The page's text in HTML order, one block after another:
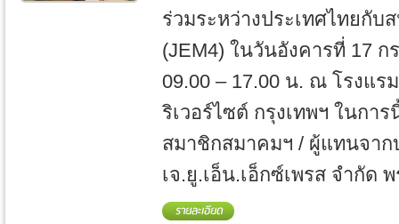
ร่วมระหว่างประเทศไทยกับ
(JEM4) ในวันอังคารที่ 17 ก
09.00 – 17.00 น. ณ โรงแ
ริเวอร์ไซต์ กรุงเทพฯ ในกา
สมาชิกสมาคมฯ / ผู้แทนจาก
เจ.ยู.เอ็น.เอ็กซ์เพรส จำกัด